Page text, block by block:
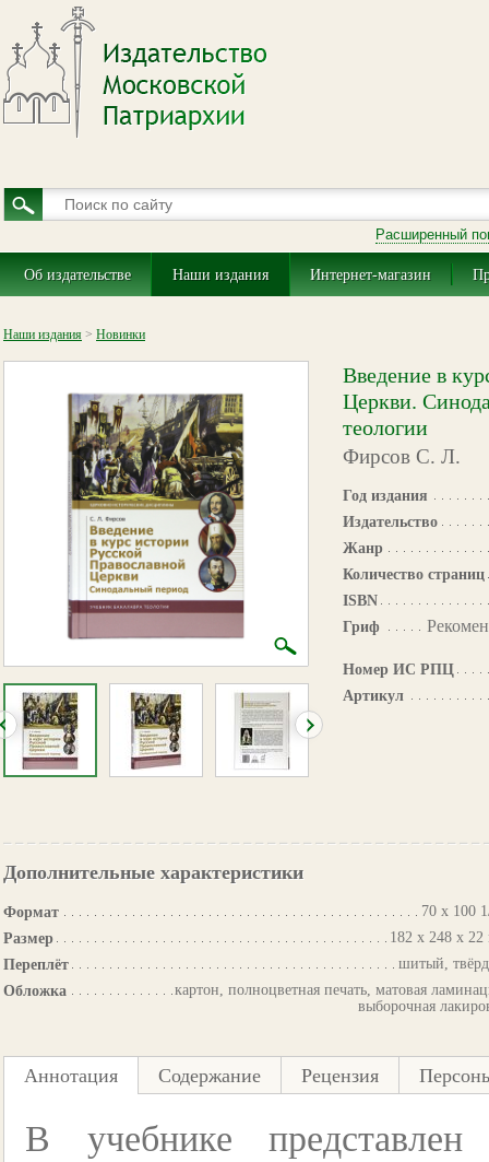
Расширенный
Об издательстве Наши издания Интернет-магазин
Наши издания > Новинки
Введение в
Церкви.
теологии
Фирсов С. Л.
Год издания
Издательство
Жанр
Количество страниц
ISBN
Гриф
Номер ИС РПЦ
Артикул
Дополнительные характеристики
Формат
70 х 100
Размер
182 х 248 х
Переплёт
шитый,
Обложка
картон, полноцветная печать, матовая
выборочная
Аннотация Содержание Рецензия
В учебнике